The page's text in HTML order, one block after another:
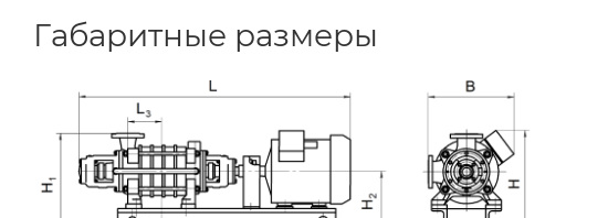
Габаритные размеры